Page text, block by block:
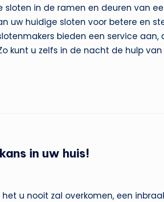
in de ramen en deuren van
uw huidige sloten voor betere en
bieden een service
kunt u zelfs in de nacht de hulp
in uw huis!
u nooit zal overkomen, een